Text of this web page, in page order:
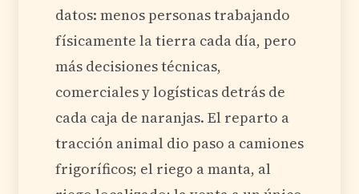
datos: menos personas trabajando
físicamente la tierra cada día, pero
más decisiones técnicas,
comerciales y logísticas detrás de
cada caja de naranjas. El reparto a
tracción animal dio paso a camiones
frigoríficos; el riego a manta, al